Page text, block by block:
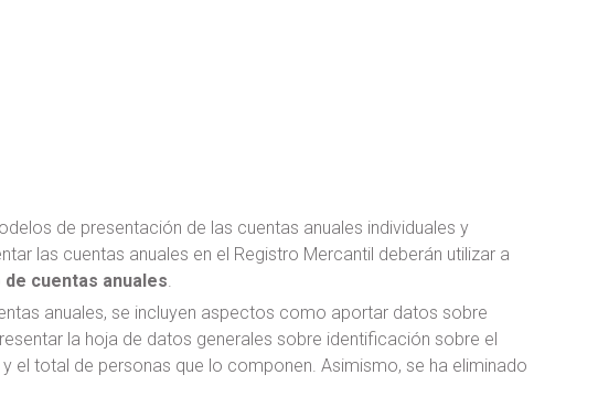
de presentación de las cuentas anuales individuales y
las cuentas anuales en el Registro Mercantil deberán utilizar a
cuentas anuales.
anuales, se incluyen aspectos como aportar datos sobre
la hoja de datos generales sobre identificación sobre el
el total de personas que lo componen. Asimismo, se ha eliminado